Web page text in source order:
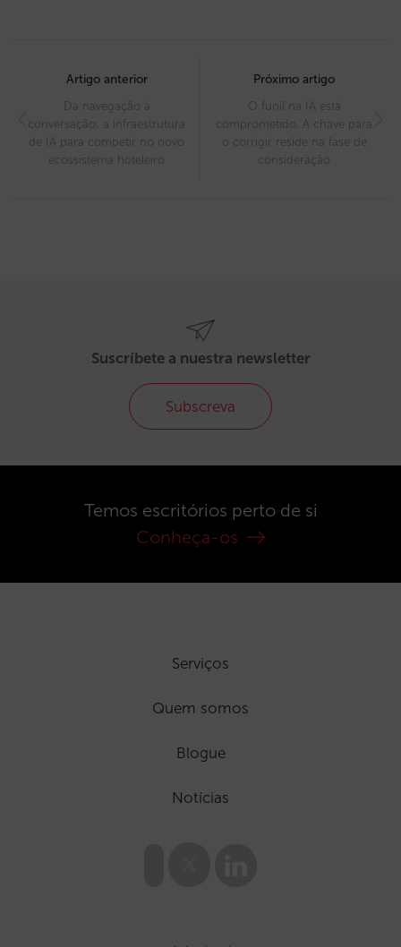
navigation
Artigo anterior
Da navegação à
conversação: a infraestrutura
de IA para competir no novo
ecossistema hoteleiro
Próximo artigo
O funil na IA está
comprometido. A chave para
o corrigir reside na fase de
consideração
Suscríbete a nuestra newsletter
Subscreva
Temos escritórios perto de si
Conheça-os
Serviços
Quem somos
Blogue
Notícias